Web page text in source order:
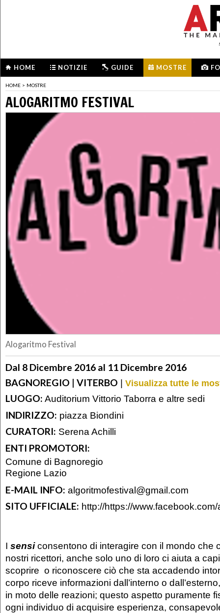
HOME NOTIZIE GUIDE MOSTRE
HOME > MOSTRE
ALOGARITMO FESTIVAL
Alogaritmo Festival
Dal 8 Dicembre 2016 al 11 Dicembre 2016
BAGNOREGIO | VITERBO | Visualizza tutte le
LUOGO: Auditorium Vittorio Taborra e altre sedi
INDIRIZZO: piazza Biondini
CURATORI: Serena Achilli
ENTI PROMOTORI:
Comune di Bagnoregio
Regione Lazio
E-MAIL INFO: algoritmofestival@gmail.com
SITO UFFICIALE: http://https://
I sensiconsentono di interagire con il mondo che
nostri ricettori, anche solo uno di loro ci aiuta a
scoprire o riconoscere ciò che sta accadendo
corpo riceve informazioni dall’interno o
in moto delle reazioni; questo aspetto puramente
ogni individuo di acquisire esperienza,